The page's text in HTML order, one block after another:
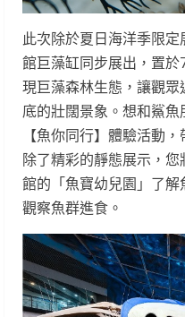
此次除於夏日海洋季限
館巨藻缸同步展出，置
現巨藻森林生態，讓觀
底的壯闊景象。想和鯊
【魚你同行】體驗活動
除了精彩的靜態展示，
館的「魚寶幼兒園」了解
觀察魚群進食。